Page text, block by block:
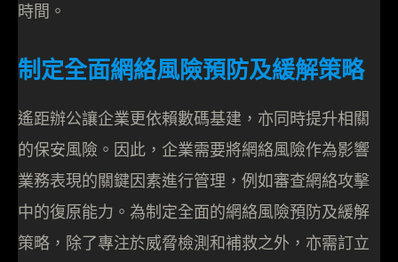
時間。
制定全面網絡風險預防及緩解策略
遙距辦公讓企業更依賴數碼基建，亦同時提升相關
的保安風險。因此，企業需要將網絡風險作為影響
業務表現的關鍵因素進行管理，例如審查網絡攻擊
中的復原能力。為制定全面的網絡風險預防及緩解
策略，除了專注於威脅檢測和補救之外，亦需訂立